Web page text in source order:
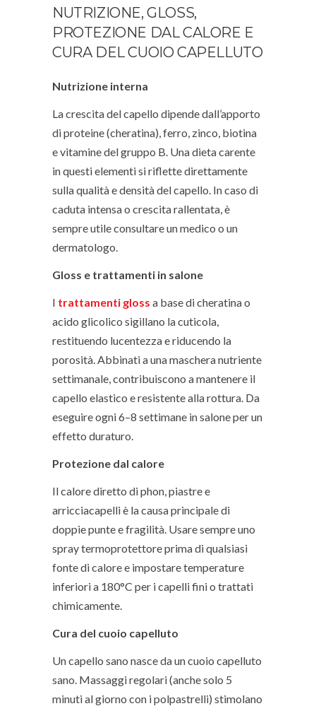
NUTRIZIONE, GLOSS,
PROTEZIONE DAL CALORE E
CURA DEL CUOIO CAPELLUTO
Nutrizione interna
La crescita del capello dipende dall’apporto
di proteine (cheratina), ferro, zinco, biotina
e vitamine del gruppo B. Una dieta carente
in questi elementi si riflette direttamente
sulla qualità e densità del capello. In caso di
caduta intensa o crescita rallentata, è
sempre utile consultare un medico o un
dermatologo.
Gloss e trattamenti in salone
I trattamenti gloss a base di cheratina o
acido glicolico sigillano la cuticola,
restituendo lucentezza e riducendo la
porosità. Abbinati a una maschera nutriente
settimanale, contribuiscono a mantenere il
capello elastico e resistente alla rottura. Da
eseguire ogni 6–8 settimane in salone per un
effetto duraturo.
Protezione dal calore
Il calore diretto di phon, piastre e
arricciacapelli è la causa principale di
doppie punte e fragilità. Usare sempre uno
spray termoprotettore prima di qualsiasi
fonte di calore e impostare temperature
inferiori a 180°C per i capelli fini o trattati
chimicamente.
Cura del cuoio capelluto
Un capello sano nasce da un cuoio capelluto
sano. Massaggi regolari (anche solo 5
minuti al giorno con i polpastrelli) stimolano